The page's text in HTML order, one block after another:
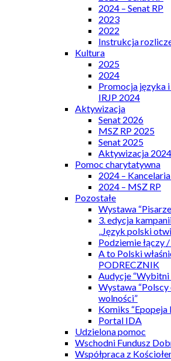
2024 – Senat RP
2023
2022
Instrukcja
Kultura
2025
2024
Promocja języka
IRJP 2024
Aktywizacja
Senat 2026
MSZ RP 2025
Senat 2025
Aktywizacja 2024
Pomoc charytatywna
2024 –
2024 – MSZ RP
Pozostałe
Wystawa
3. edycja
„Język polski
Podziemie łączy
A to Polski
PODRECZNIK
Audycje “Wybitni
Wystawa
wolności”
Komiks “Epopeja
Portal IDA
Udzielona pomoc
Wschodni Fundusz
Współpraca z